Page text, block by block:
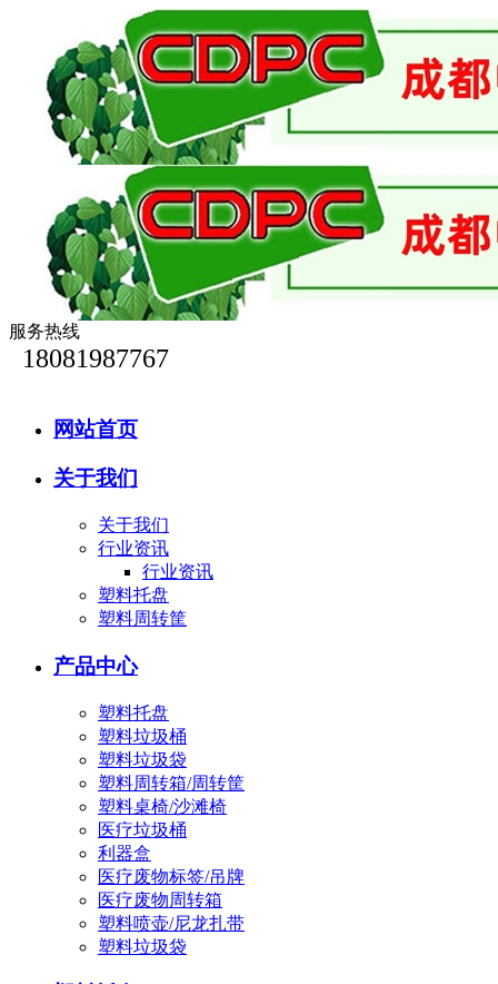
服务热线
18081987767
网站首页
关于我们
关于我们
行业资讯
行业资讯
塑料托盘
塑料周转筐
产品中心
塑料托盘
塑料垃圾桶
塑料垃圾袋
塑料周转箱/周转筐
塑料桌椅/沙滩椅
医疗垃圾桶
利器盒
医疗废物标签/吊牌
医疗废物周转箱
塑料喷壶/尼龙扎带
塑料垃圾袋